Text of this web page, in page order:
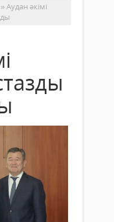
» Аудан әкімі